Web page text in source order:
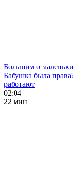
Большим о
Бабушка была
работают
02:04
22 мин